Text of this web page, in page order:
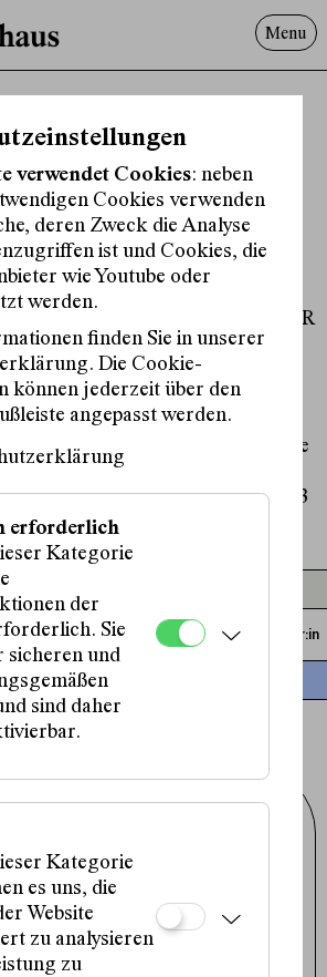
Menu
Besuch
Literatur- und
in Italien und Deutschland
Schreiben am Deutschen
Aktuell ist er
Literaturzeitschrift Edit. 2022
der WIENER
2023 das SchreibZeit-Stipendium
und den Wortmeldungen
er Stipendiat der Villa Decius
Artist-in-Residence in Graz.
und Dramatisches von ihm wurde
triste, PS Politisch Schreiben
TheaterstückAmericawurde 2023
uraufgeführt.
2 Autor:in
19
01
/ Datenschutz
verwendet Cookies: neben
Cookies verwenden
deren Zweck die Analyse
ist und Cookies, die
wie Youtube oder
werden.
finden Sie in unserer
Die Cookie-
können jederzeit über den
angepasst werden.
erforderlich
Kategorie
der
Sie
sicheren und
sind daher
Kategorie
es uns, die
Website
zu analysieren
zu